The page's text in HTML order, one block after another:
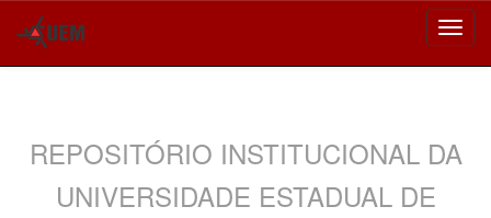
REPOSITÓRIO INSTITUCIONAL DA
UNIVERSIDADE ESTADUAL DE